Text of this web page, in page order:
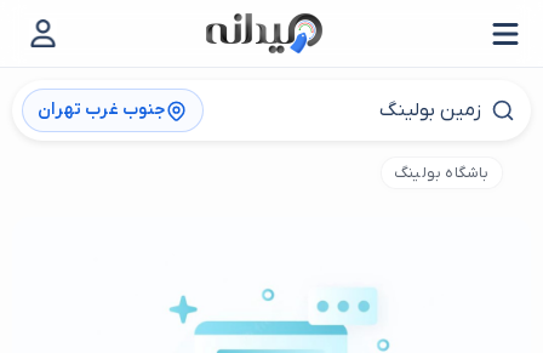
جنوب غرب تهران
باشگاه بولینگ